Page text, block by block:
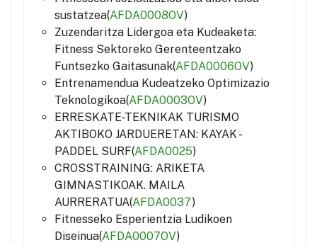
sustatzea(AFDA0008OV)
Zuzendaritza Lidergoa eta Kudeaketa:
Fitness Sektoreko Gerenteentzako
Funtsezko Gaitasunak(AFDA0006OV)
Entrenamendua Kudeatzeko Optimizazio
Teknologikoa(AFDA0003OV)
ERRESKATE-TEKNIKAK TURISMO
AKTIBOKO JARDUERETAN: KAYAK -
PADDEL SURF(AFDA0025)
CROSSTRAINING: ARIKETA
GIMNASTIKOAK. MAILA
AURRERATUA(AFDA0037)
Fitnesseko Esperientzia Ludikoen
Diseinua(AFDA0007OV)